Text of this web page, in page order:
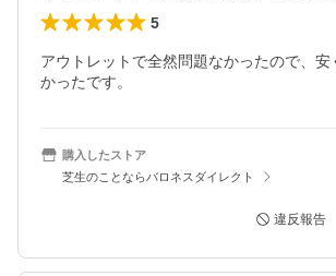
5
アウトレットで全然問題なかったので、安
かったです。
購入したストア
芝生のことならバロネスダイレクト
違反報告